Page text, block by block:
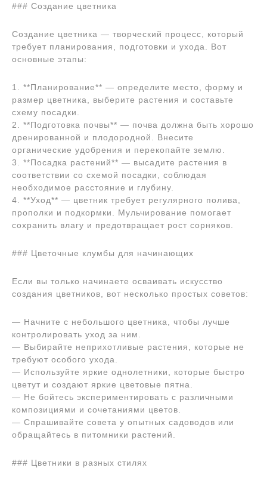
### Создание цветника
Создание цветника — творческий процесс, который
требует планирования, подготовки и ухода. Вот
основные этапы:
1. **Планирование** — определите место, форму и
размер цветника, выберите растения и составьте
схему посадки.
2. **Подготовка почвы** — почва должна быть хорошо
дренированной и плодородной. Внесите
органические удобрения и перекопайте землю.
3. **Посадка растений** — высадите растения в
соответствии со схемой посадки, соблюдая
необходимое расстояние и глубину.
4. **Уход** — цветник требует регулярного полива,
прополки и подкормки. Мульчирование помогает
сохранить влагу и предотвращает рост сорняков.
### Цветочные клумбы для начинающих
Если вы только начинаете осваивать искусство
создания цветников, вот несколько простых советов:
— Начните с небольшого цветника, чтобы лучше
контролировать уход за ним.
— Выбирайте неприхотливые растения, которые не
требуют особого ухода.
— Используйте яркие однолетники, которые быстро
цветут и создают яркие цветовые пятна.
— Не бойтесь экспериментировать с различными
композициями и сочетаниями цветов.
— Спрашивайте совета у опытных садоводов или
обращайтесь в питомники растений.
### Цветники в разных стилях